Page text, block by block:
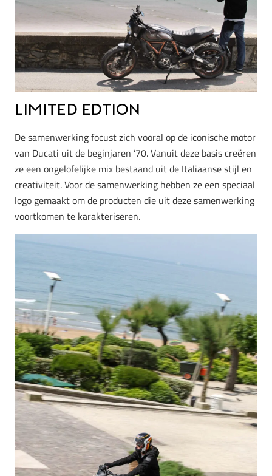
Limited Edtion
De samenwerking focust zich vooral op de iconische motor
van Ducati uit de beginjaren ’70. Vanuit deze basis creëren
ze een ongelofelijke mix bestaand uit de Italiaanse stijl en
creativiteit. Voor de samenwerking hebben ze een speciaal
logo gemaakt om de producten die uit deze samenwerking
voortkomen te karakteriseren.